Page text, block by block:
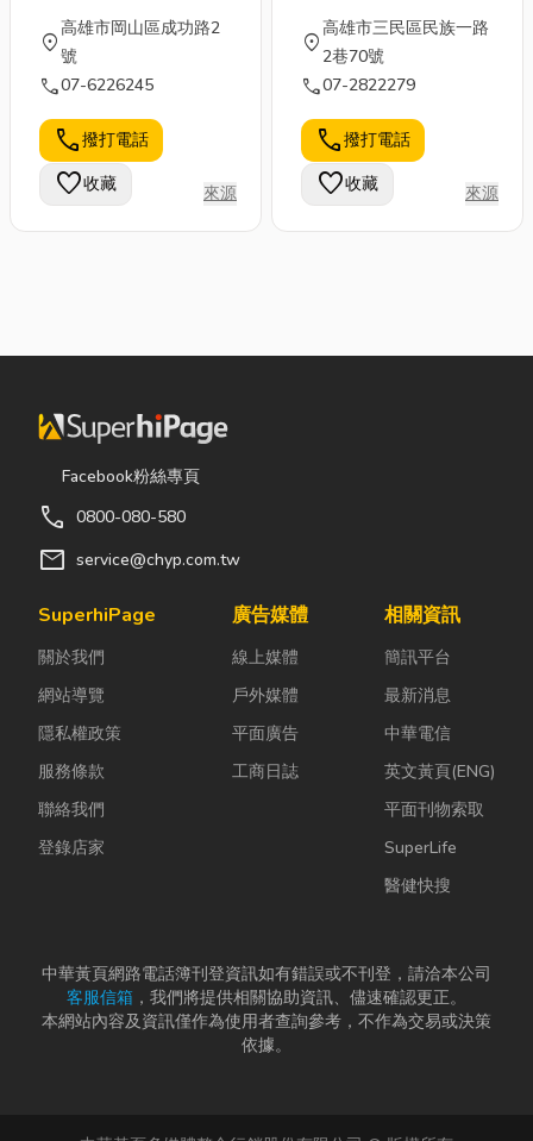
location_on
高雄市岡山區成功路2
號
call07-6226245
call撥打電話
favorite收藏 來源
location_on
高雄市三民區民族一路
2巷70號
call07-2822279
call撥打電話
favorite收藏 來源
Facebook粉絲專頁
call 0800-080-580
mail service@chyp.com.tw
SuperhiPage
關於我們
網站導覽
隱私權政策
服務條款
聯絡我們
登錄店家
廣告媒體
線上媒體
戶外媒體
平面廣告
工商日誌
相關資訊
簡訊平台
最新消息
中華電信
英文黃頁(ENG)
平面刊物索取
SuperLife
醫健快搜
中華黃頁網路電話簿刊登資訊如有錯誤或不刊登，請洽本公司
客服信箱 ，我們將提供相關協助資訊、儘速確認更正。
本網站內容及資訊僅作為使用者查詢參考，不作為交易或決策
依據。